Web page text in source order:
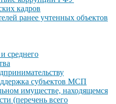
кадров
ранее учтенных объектов
среднего
субъектов МСП
имуществе, находящемся
(перечень всего